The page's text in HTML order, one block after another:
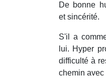
De bonne
et sincérité.
S'il a
lui. Hyper
difficulté à
chemin avec